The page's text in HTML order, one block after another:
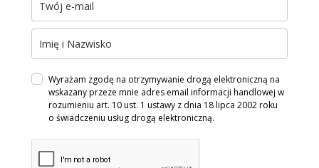
Wyrażam zgodę na otrzymywanie drogą elektroniczną na
wskazany przeze mnie adres email informacji handlowej w
rozumieniu art. 10 ust. 1 ustawy z dnia 18 lipca 2002 roku
o świadczeniu usług drogą elektroniczną.